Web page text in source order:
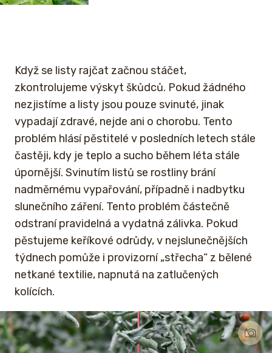
Když se listy rajčat začnou stáčet,
zkontrolujeme výskyt škůdců. Pokud žádného
nezjistíme a listy jsou pouze svinuté, jinak
vypadají zdravé, nejde ani o chorobu. Tento
problém hlásí pěstitelé v posledních letech stále
častěji, kdy je teplo a sucho během léta stále
úpornější. Svinutím listů se rostliny brání
nadměrnému vypařování, případně i nadbytku
slunečního záření. Tento problém částečně
odstraní pravidelná a vydatná zálivka. Pokud
pěstujeme keříkové odrůdy, v nejslunečnějších
týdnech pomůže i provizorní „střecha“ z bělené
netkané textilie, napnutá na zatlučených
kolících.